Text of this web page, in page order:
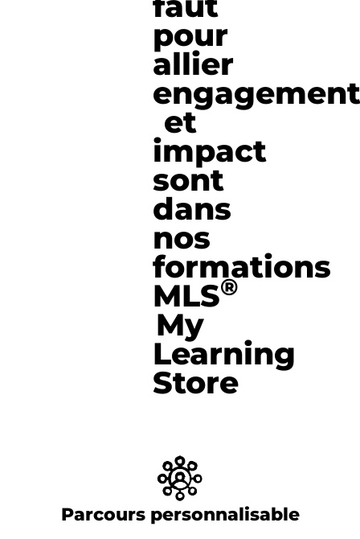
pour
allier
engagement
et
impact
sont
dans
nos
formations
MLS®
My
Learning
Store
Parcours personnalisable